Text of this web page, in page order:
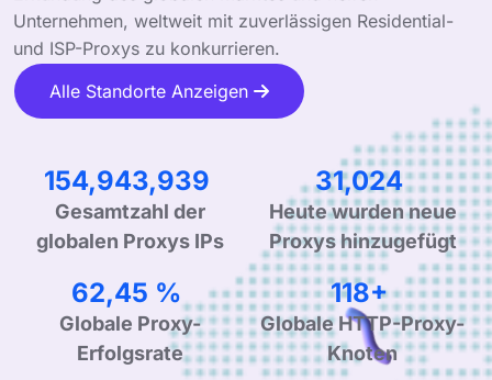
Unternehmen, weltweit mit zuverlässigen Residential-
und ISP-Proxys zu konkurrieren.
Alle Standorte Anzeigen
244,280,985
Gesamtzahl der
48,913
Heute wurden neue
Proxys hinzugefügt
99,90 %
Globale Proxy-
190+
Globale HTTP-Proxy-